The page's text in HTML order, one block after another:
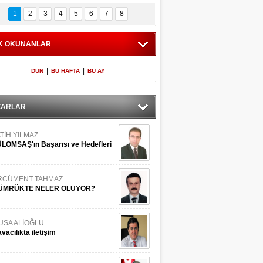
İstanbul
Adaları
600 milletvekilinin
listesi
1 2 3 4 5 6 7 8
OKUNANLAR
DÜN BU HAFTA BU AY
YILMAZ
Başarısı ve Hedefleri
TAHMAZ
NELER OLUYOR?
ALİOĞLU
iletişim